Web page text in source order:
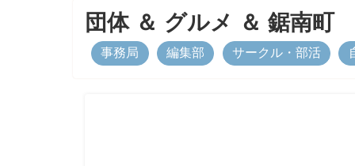
団体＆ グルメ ＆ 鋸南町
事務局 編集部 サークル・部活